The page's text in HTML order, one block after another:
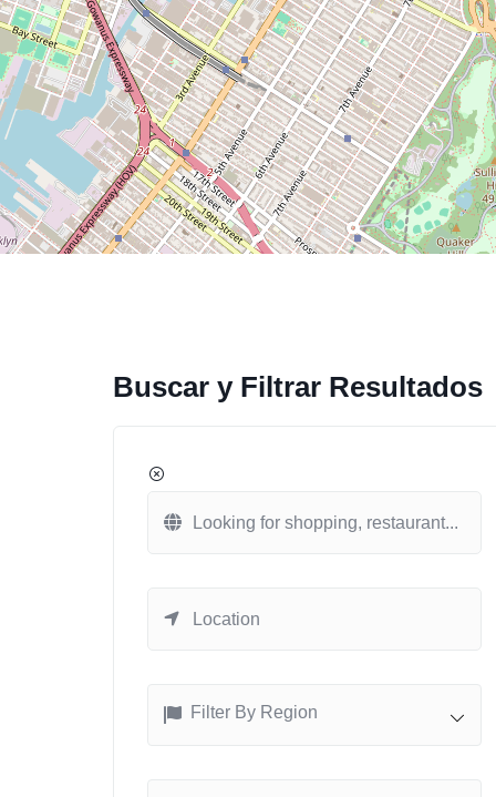
Buscar y Filtrar Resultados
Filter By Region